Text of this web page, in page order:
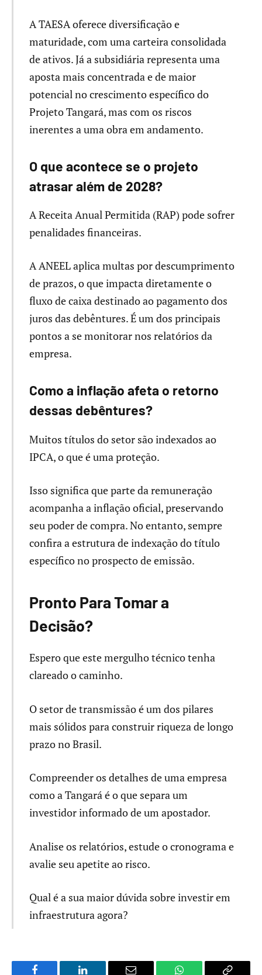
A TAESA oferece diversificação e
maturidade, com uma carteira consolidada
de ativos. Já a subsidiária representa uma
aposta mais concentrada e de maior
potencial no crescimento específico do
Projeto Tangará, mas com os riscos
inerentes a uma obra em andamento.
O que acontece se o projeto
atrasar além de 2028?
A Receita Anual Permitida (RAP) pode sofrer
penalidades financeiras.
A ANEEL aplica multas por descumprimento
de prazos, o que impacta diretamente o
fluxo de caixa destinado ao pagamento dos
juros das debêntures. É um dos principais
pontos a se monitorar nos relatórios da
empresa.
Como a inflação afeta o retorno
dessas debêntures?
Muitos títulos do setor são indexados ao
IPCA, o que é uma proteção.
Isso significa que parte da remuneração
acompanha a inflação oficial, preservando
seu poder de compra. No entanto, sempre
confira a estrutura de indexação do título
específico no prospecto de emissão.
Pronto Para Tomar a
Decisão?
Espero que este mergulho técnico tenha
clareado o caminho.
O setor de transmissão é um dos pilares
mais sólidos para construir riqueza de longo
prazo no Brasil.
Compreender os detalhes de uma empresa
como a Tangará é o que separa um
investidor informado de um apostador.
Analise os relatórios, estude o cronograma e
avalie seu apetite ao risco.
Qual é a sua maior dúvida sobre investir em
infraestrutura agora?